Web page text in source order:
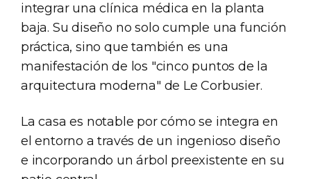
integrar una clínica médica en la planta
baja. Su diseño no solo cumple una función
práctica, sino que también es una
manifestación de los "cinco puntos de la
arquitectura moderna" de Le Corbusier.
La casa es notable por cómo se integra en
el entorno a través de un ingenioso diseño
e incorporando un árbol preexistente en su